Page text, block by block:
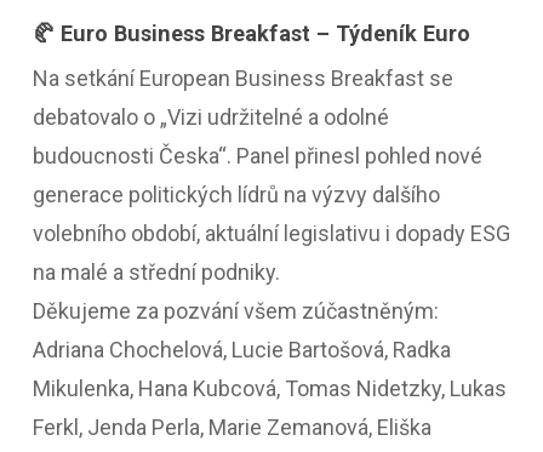
🥐 Euro Business Breakfast – Týdeník Euro
Na setkání European Business Breakfast se
debatovalo o „Vizi udržitelné a odolné
budoucnosti Česka“. Panel přinesl pohled nové
generace politických lídrů na výzvy dalšího
volebního období, aktuální legislativu i dopady ESG
na malé a střední podniky.
Děkujeme za pozvání všem zúčastněným:
Adriana Chochelová, Lucie Bartošová, Radka
Mikulenka, Hana Kubcová, Tomas Nidetzky, Lukas
Ferkl, Jenda Perla, Marie Zemanová, Eliška